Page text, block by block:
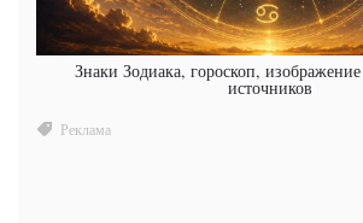
Знаки Зодиака, гороскоп,
источников